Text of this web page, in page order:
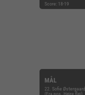
Score: 18-19
MÅL
22. Sofie Østergaard